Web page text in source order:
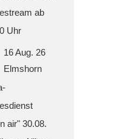
ab
Uhr
16 Aug. 26
Elmshorn
air" 30.08.